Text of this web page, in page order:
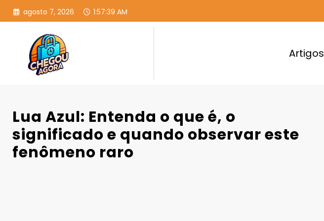
Pular
para
conteúdo
agosto 7, 2026 1:57:40 AM
Artigos
Lua Azul: Entenda o que é, o
significado e quando observar este
fenômeno raro